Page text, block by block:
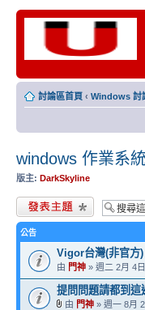
討論區首頁 ‹ Windows 討
windows 作業系
版主: DarkSkyline
發表新主題
公告
Vigor台灣(非官方
由 門神 » 週二 2月 4
提問問題請都到這
由 門神 » 週一 8月